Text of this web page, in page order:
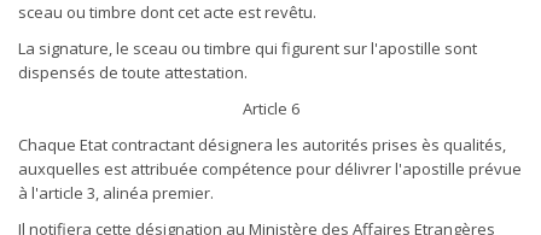
sceau ou timbre dont cet acte est revêtu.
La signature, le sceau ou timbre qui figurent sur l'apostille sont
dispensés de toute attestation.
Article 6
Chaque Etat contractant désignera les autorités prises ès qualités,
auxquelles est attribuée compétence pour délivrer l'apostille prévue
à l'article 3, alinéa premier.
Il notifiera cette désignation au Ministère des Affaires Etrangères